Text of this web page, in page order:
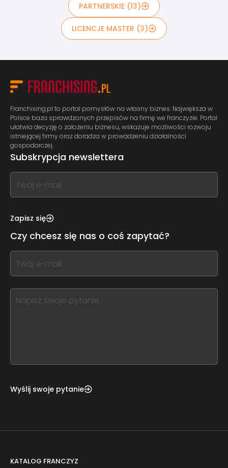
PARTNERSKIE (13)
LICENCJE MASTER (3)
Franchising.pl to portal pomysłów na własny biznes. Największa w
Polsce baza sprawdzonych przepisów na firmę we franczyzie. Portal
ułatwia decyzję o założeniu biznesu, wskazuje możliwości rozwoju
istniejącej firmy oraz doradza w prowadzeniu działalności
gospodarczej.
Subskrypcja newslettera
If
you
this,
this
form
field
blank
Zapisz się
Czy chcesz się nas o coś zapytać?
If
you
this,
leave
Wyślij swoje pytanie
KATALOG FRANCZYZ